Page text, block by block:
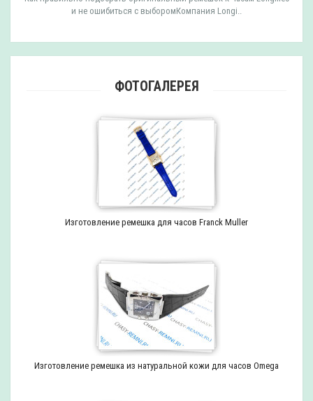
и не ошибиться с выборомКомпания Longi..
ФОТОГАЛЕРЕЯ
Изготовление ремешка для часов Franck Muller
Изготовление ремешка из натуральной кожи для часов Omega